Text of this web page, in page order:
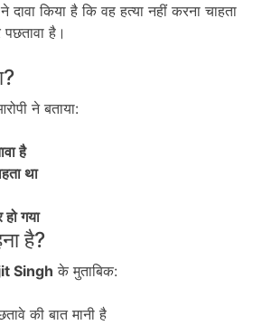
किया है कि वह हत्या नहीं करना चाहता
है।
ने बताया:
है
था
हो गया
है?
Singh के मुताबिक:
की बात मानी है